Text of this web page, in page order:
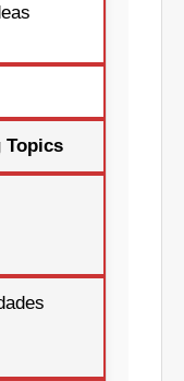
Topics